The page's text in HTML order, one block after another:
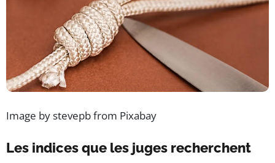
Image by stevepb from Pixabay
Les indices que les juges recherchent